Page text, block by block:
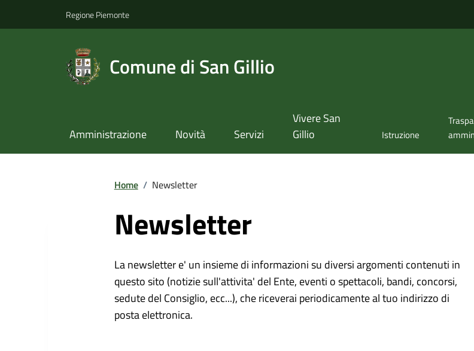
Regione Piemonte
Comune di San Gillio
Amministrazione Novità Servizi
Vivere San
Gillio
Istruzione
Home / Newsletter
Newsletter
La newsletter e' un insieme di informazioni su diversi argomenti contenuti in
questo sito (notizie sull'attivita' del Ente, eventi o spettacoli, bandi, concorsi,
sedute del Consiglio, ecc...), che riceverai periodicamente al tuo indirizzo di
posta elettronica.